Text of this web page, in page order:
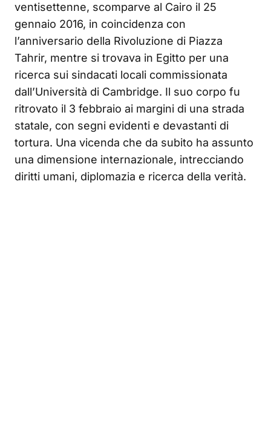
ventisettenne, scomparve al Cairo il 25
gennaio 2016, in coincidenza con
l’anniversario della Rivoluzione di Piazza
Tahrir, mentre si trovava in Egitto per una
ricerca sui sindacati locali commissionata
dall’Università di Cambridge. Il suo corpo fu
ritrovato il 3 febbraio ai margini di una strada
statale, con segni evidenti e devastanti di
tortura. Una vicenda che da subito ha assunto
una dimensione internazionale, intrecciando
diritti umani, diplomazia e ricerca della verità.